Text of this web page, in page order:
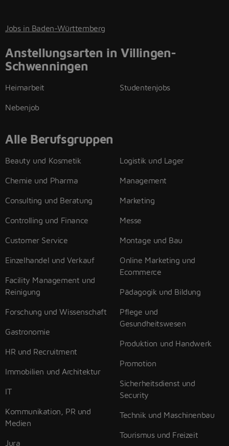
Jobs in Baden-Württemberg
Anstellungsarten in Villingen-
Schwenningen
Heimarbeit
Nebenjob
Studentenjobs
Alle Berufsgruppen
Beauty und Kosmetik
Chemie und Pharma
Consulting und Beratung
Controlling und Finance
Customer Service
Einzelhandel und Verkauf
Facility Management und
Reinigung
Forschung und Wissenschaft
Gastronomie
HR und Recruitment
Immobilien und Architektur
IT
Kommunikation, PR und
Medien
Jura
Logistik und Lager
Management
Marketing
Messe
Montage und Bau
Online Marketing und
Ecommerce
Pädagogik und Bildung
Pflege und
Gesundheitswesen
Produktion und Handwerk
Promotion
Sicherheitsdienst und
Security
Technik und Maschinenbau
Tourismus und Freizeit